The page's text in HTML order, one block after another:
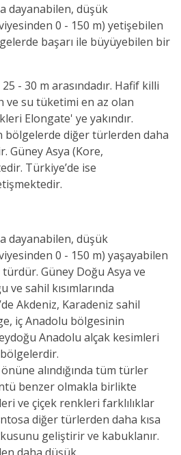
dayanabilen, düşük
0 - 150 m) yetişebilen
başarı ile büyüyebilen bir
- 30 m arasındadır. Hafif killi
ve su tüketimi en az olan
Elongate' ye yakındır.
bölgelerde diğer türlerden daha
Güney Asya (Kore,
Türkiye’de ise
dayanabilen, düşük
0 - 150 m) yaşayabilen
Güney Doğu Asya ve
ve sahil kısımlarında
Akdeniz, Karadeniz sahil
iç Anadolu bölgesinin
Anadolu alçak kesimleri
alındığında tüm türler
benzer olmakla birlikte
ve çiçek renkleri farklılıklar
diğer türlerden daha kısa
geliştirir ve kabuklanır.